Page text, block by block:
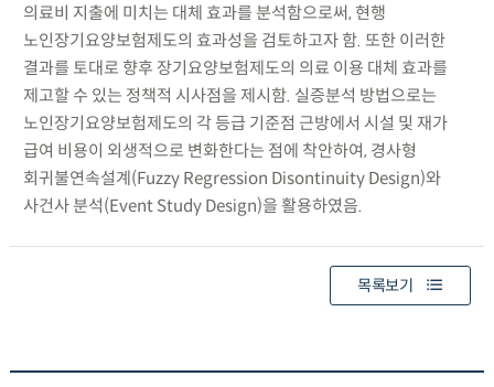
의료비 지출에 미치는 대체 효과를 분석함으로써, 현행
노인장기요양보험제도의 효과성을 검토하고자 함. 또한 이러한
결과를 토대로 향후 장기요양보험제도의 의료 이용 대체 효과를
제고할 수 있는 정책적 시사점을 제시함. 실증분석 방법으로는
노인장기요양보험제도의 각 등급 기준점 근방에서 시설 및 재가
급여 비용이 외생적으로 변화한다는 점에 착안하여, 경사형
회귀불연속설계(Fuzzy Regression Disontinuity Design)와
사건사 분석(Event Study Design)을 활용하였음.
목록보기